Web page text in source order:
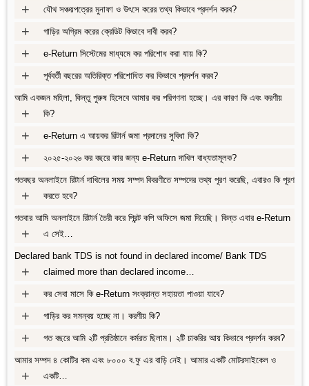
যৌথ সঞ্চয়পত্রের মুনাফা ও উৎসে করের তথ্য কিভাবে প্রদর্শন করব?
+
গাড়ির অগ্রিম করের ক্রেডিট কিভাবে দাবী করব?
+
e-Return সিস্টেমের মাধ্যমে কর পরিশোধ করা যায় কি?
+
পূর্ববর্তী বছরের অতিরিক্ত পরিশোধিত কর কিভাবে প্রদর্শন করব?
+
আমি একজন মহিলা, কিন্তু পুরুষ হিসেবে আমার কর পরিগণনা হচ্ছে। এর কারণ কি এবং করণীয়
কি?
+
e-Return এ আয়কর রিটার্ন জমা প্রদানের সুবিধা কি?
+
২০২৫-২০২৬ কর বছরে কার জন্য e-Return দাখিল বাধ্যতামূলক?
+
গতবছর অনলাইনে রিটার্ন দাখিলের সময় সম্পদ বিবরণীতে সম্পদের তথ্য পূরণ করেছি, এবারও কি পূরণ
করতে হবে?
+
গতবার আমি অনলাইনে রিটার্ন তৈরী করে প্রিন্ট কপি অফিসে জমা দিয়েছি। কিন্ত এবার e-Return
এ সেই…
+
Declared bank TDS is not found in declared income/ Bank TDS
claimed more than declared income…
+
কর সেবা মাসে কি e-Return সংক্রান্ত সহায়তা পাওয়া যাবে?
+
গাড়ির কর সমন্বয় হচ্ছে না। করণীয় কি?
+
গত বছরে আমি ২টি প্রতিষ্ঠানে কর্মরত ছিলাম। ২টি চাকরির আয় কিভাবে প্রদর্শন করব?
+
আমার সম্পদ ৪ কোটির কম এবং ৮০০০ ব.ফু এর বাড়ি নেই। আমার একটি মোটরসাইকেল ও
একটি…
+